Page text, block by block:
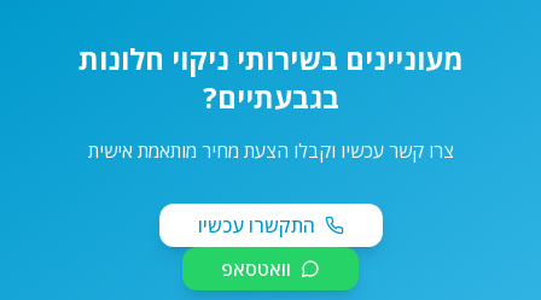
מעוניינים בשירותי ניקוי חלונות
בגבעתיים?
צרו קשר עכשיו וקבלו הצעת מחיר מותאמת אישית
התקשרו עכשיו
וואטסאפ